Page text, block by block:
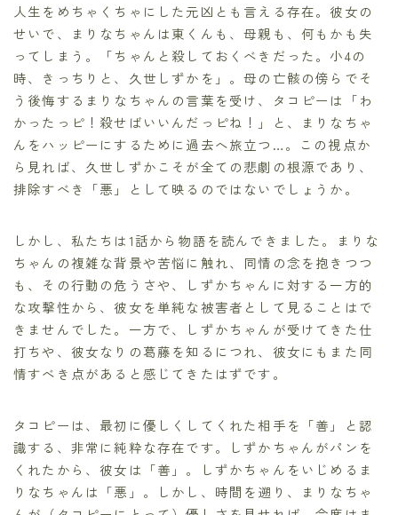
人生をめちゃくちゃにした元凶とも言える存在。彼女の
せいで、まりなちゃんは東くんも、母親も、何もかも失
ってしまう。「ちゃんと殺しておくべきだった。小4の
時、きっちりと、久世しずかを」。母の亡骸の傍らでそ
う後悔するまりなちゃんの言葉を受け、タコピーは「わ
かったっピ！殺せばいいんだっピね！」と、まりなちゃ
んをハッピーにするために過去へ旅立つ…。この視点か
ら見れば、久世しずかこそが全ての悲劇の根源であり、
排除すべき「悪」として映るのではないでしょうか。
しかし、私たちは1話から物語を読んできました。まりな
ちゃんの複雑な背景や苦悩に触れ、同情の念を抱きつつ
も、その行動の危うさや、しずかちゃんに対する一方的
な攻撃性から、彼女を単純な被害者として見ることはで
きませんでした。一方で、しずかちゃんが受けてきた仕
打ちや、彼女なりの葛藤を知るにつれ、彼女にもまた同
情すべき点があると感じてきたはずです。
タコピーは、最初に優しくしてくれた相手を「善」と認
識する、非常に純粋な存在です。しずかちゃんがパンを
くれたから、彼女は「善」。しずかちゃんをいじめるま
りなちゃんは「悪」。しかし、時間を遡り、まりなちゃ